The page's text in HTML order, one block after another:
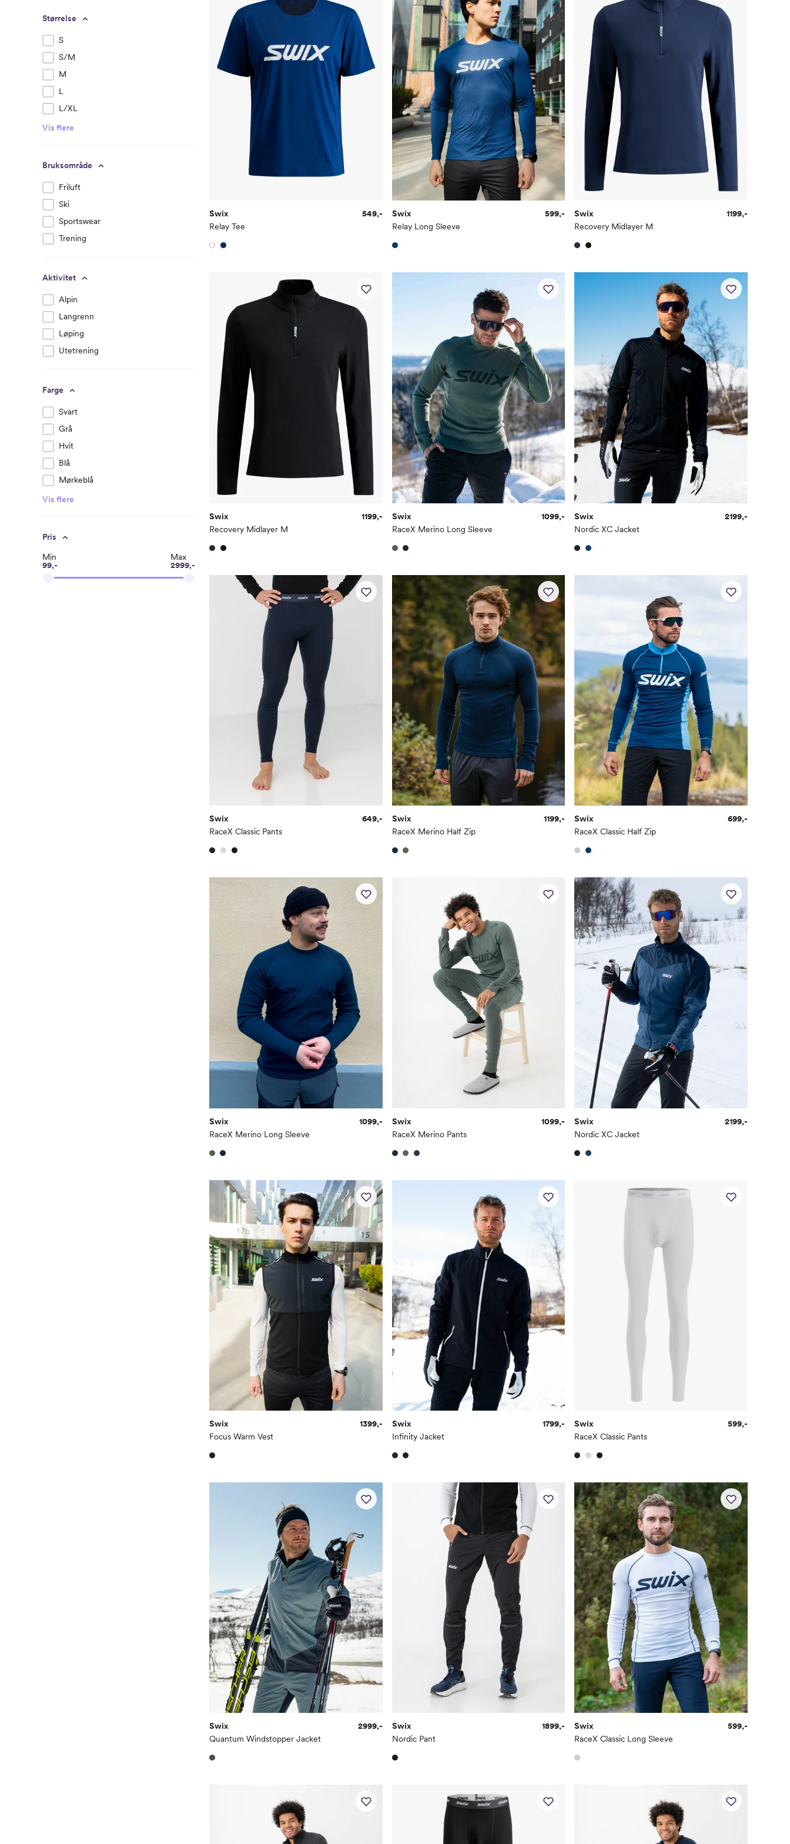
Størrelse
S
S/M
M
L
L/XL
Vis flere
Bruksområde
Friluft
Ski
Sportswear
Trening
Aktivitet
Alpin
Langrenn
Løping
Utetrening
Farge
Svart
Grå
Hvit
Blå
Mørkeblå
Vis flere
Pris
Min
99,-
Max
2999,-
Swix
Relay Tee
549,-
Swix
Relay Long Sleeve
599,-
Swix
Recovery Midlayer M
1199,-
Swix
Recovery Midlayer M
1199,-
Swix
RaceX Merino Long Sleeve
1099,-
Swix
Nordic XC Jacket
2199,-
Swix
RaceX Classic Pants
649,-
Swix
RaceX Merino Half Zip
1199,-
Swix
RaceX Classic Half Zip
699,-
Swix
RaceX Merino Long Sleeve
1099,-
Swix
RaceX Merino Pants
1099,-
Swix
Nordic XC Jacket
2199,-
Swix
Focus Warm Vest
1399,-
Swix
Infinity Jacket
1799,-
Swix
RaceX Classic Pants
599,-
Swix
Quantum Windstopper Jacket
2999,-
Swix
Nordic Pant
1899,-
Swix
RaceX Classic Long Sleeve
599,-